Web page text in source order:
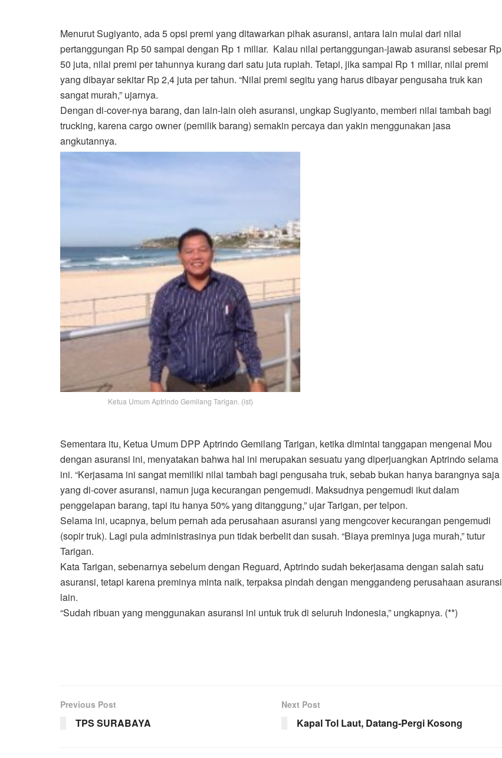
Menurut Sugiyanto, ada 5 opsi premi yang ditawarkan pihak asuransi, antara lain mulai dari nilai
pertanggungan Rp 50 sampai dengan Rp 1 miliar. Kalau nilai pertanggungan-jawab asuransi sebesar Rp
50 juta, nilai premi per tahunnya kurang dari satu juta rupiah. Tetapi, jika sampai Rp 1 miliar, nilai premi
yang dibayar sekitar Rp 2,4 juta per tahun. “Nilai premi segitu yang harus dibayar pengusaha truk kan
sangat murah,” ujarnya.
Dengan di-cover-nya barang, dan lain-lain oleh asuransi, ungkap Sugiyanto, memberi nilai tambah bagi
trucking, karena cargo owner (pemilik barang) semakin percaya dan yakin menggunakan jasa
angkutannya.
Ketua Umum Aptrindo Gemilang Tarigan. (ist)
Sementara itu, Ketua Umum DPP Aptrindo Gemilang Tarigan, ketika dimintai tanggapan mengenai Mou
dengan asuransi ini, menyatakan bahwa hal ini merupakan sesuatu yang diperjuangkan Aptrindo selama
ini. “Kerjasama ini sangat memiliki nilai tambah bagi pengusaha truk, sebab bukan hanya barangnya saja
yang di-cover asuransi, namun juga kecurangan pengemudi. Maksudnya pengemudi ikut dalam
penggelapan barang, tapi itu hanya 50% yang ditanggung,” ujar Tarigan, per telpon.
Selama ini, ucapnya, belum pernah ada perusahaan asuransi yang mengcover kecurangan pengemudi
(sopir truk). Lagi pula administrasinya pun tidak berbelit dan susah. “Biaya preminya juga murah,” tutur
Tarigan.
Kata Tarigan, sebenarnya sebelum dengan Reguard, Aptrindo sudah bekerjasama dengan salah satu
asuransi, tetapi karena preminya minta naik, terpaksa pindah dengan menggandeng perusahaan asuransi
lain.
“Sudah ribuan yang menggunakan asuransi ini untuk truk di seluruh Indonesia,” ungkapnya. (**)
Previous Post
TPS SURABAYA
Next Post
Kapal Tol Laut, Datang-Pergi Kosong